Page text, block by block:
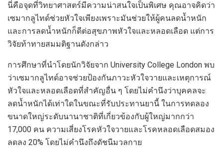
นี่คือจุดที่วิทยาศาสตร์มีความน่าสนใจเป็นพิเศษ คุณอาจคิดว่า
เซมากลูไทด์ช่วยหัวใจเพียงเพราะมันช่วยให้ผู้คนลดน้ำหนัก
และการลดน้ำหนักก็ดีต่อสุขภาพหัวใจและหลอดเลือด แต่การ
วิจัยท้าทายสมมติฐานดังกล่าว
การศึกษาที่นำโดยนักวิจัยจาก University College London พบ
ว่าเซมากลูไทด์อาจช่วยป้องกันภาวะหัวใจวายและเหตุการณ์
หัวใจและหลอดเลือดที่สำคัญอื่น ๆ โดยไม่คำนึงว่าบุคคลจะ
ลดน้ำหนักได้เท่าใดในขณะที่รับประทานยานี้ ในการทดลอง
ขนาดใหญ่ระดับนานาชาติที่เกี่ยวข้องกับผู้ใหญ่มากกว่า
17,000 คน ความเสี่ยงโรคหัวใจวายและโรคหลอดเลือดสมอง
ลดลง 20% โดยไม่คำนึงถึงดัชนีมวลกาย